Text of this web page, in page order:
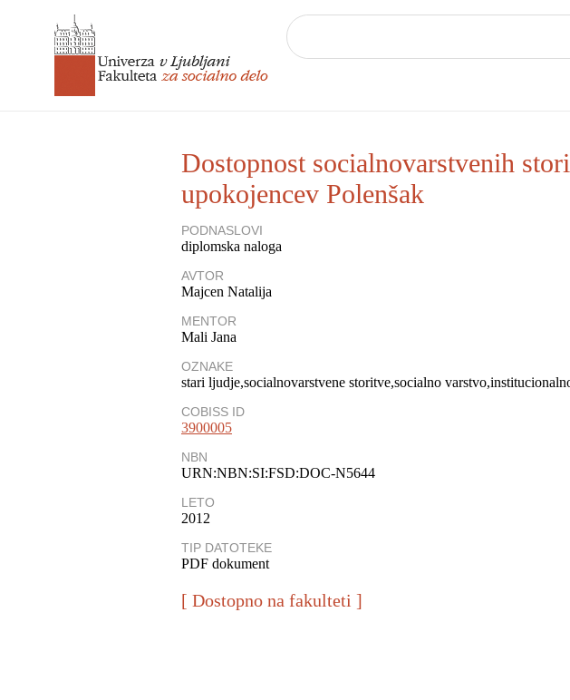
Dostopnost socialnovarstvenih
upokojencev Polenšak
PODNASLOVI
diplomska naloga
AVTOR
Majcen Natalija
MENTOR
Mali Jana
OZNAKE
stari ljudje socialnovarstvene storitve socialno varstvo
COBISS ID
3900005
NBN
URN:NBN:SI:FSD:DOC-N5644
LETO
2012
TIP DATOTEKE
PDF dokument
[ Dostopno na fakulteti ]